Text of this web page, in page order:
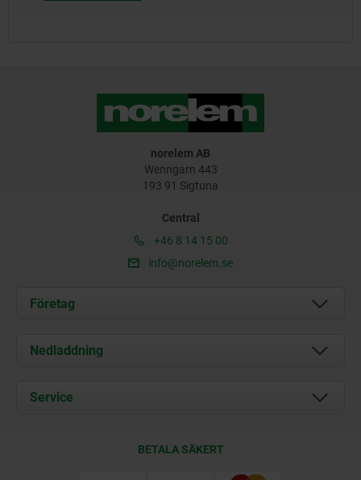
norelem AB
Wenngarn 443
193 91 Sigtuna
Central
+46 8 14 15 00
info@norelem.se
Företag
Om oss
Kontakt
Nedladdning
Documents
Service
BETALA SÄKERT